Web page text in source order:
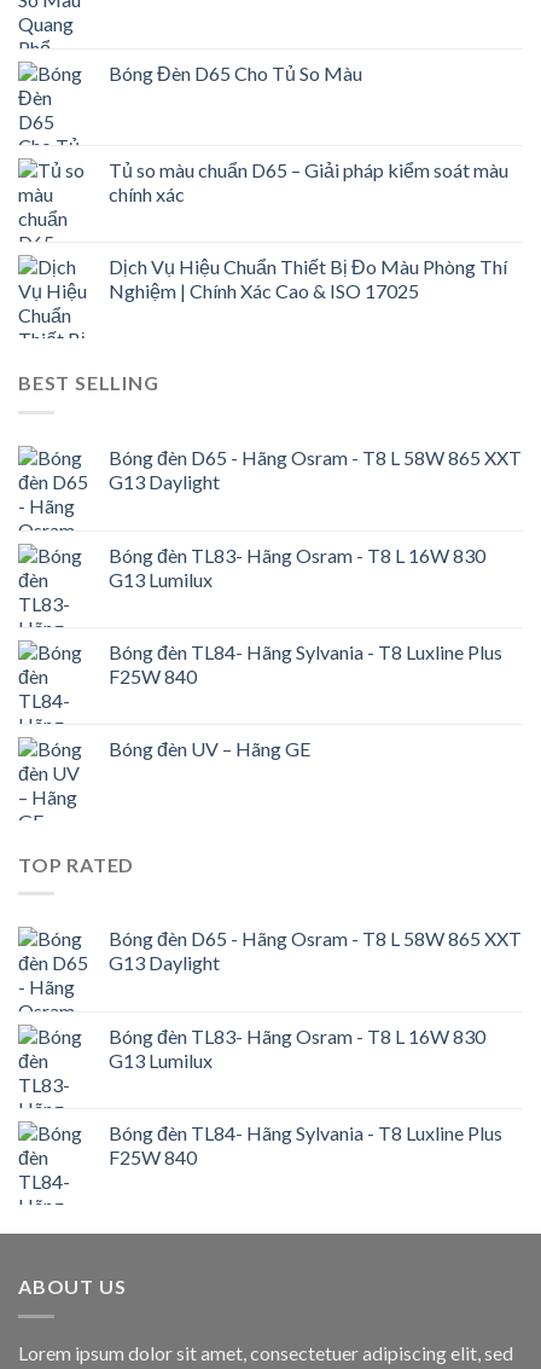
Bóng Đèn D65 Cho Tủ So Màu
Tủ so màu chuẩn D65 – Giải pháp kiểm soát màu
chính xác
Dịch Vụ Hiệu Chuẩn Thiết Bị Đo Màu Phòng Thí
Nghiệm | Chính Xác Cao & ISO 17025
BEST SELLING
Bóng đèn D65 - Hãng Osram - T8 L 58W 865 XXT
G13 Daylight
Bóng đèn TL83- Hãng Osram - T8 L 16W 830
G13 Lumilux
Bóng đèn TL84- Hãng Sylvania - T8 Luxline Plus
F25W 840
Bóng đèn UV – Hãng GE
TOP RATED
Bóng đèn D65 - Hãng Osram - T8 L 58W 865 XXT
G13 Daylight
Bóng đèn TL83- Hãng Osram - T8 L 16W 830
G13 Lumilux
Bóng đèn TL84- Hãng Sylvania - T8 Luxline Plus
F25W 840
ABOUT US
Lorem ipsum dolor sit amet, consectetuer adipiscing elit, sed